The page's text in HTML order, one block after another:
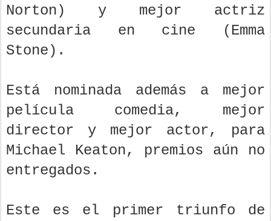
Norton) y mejor actriz
secundaria en cine (Emma
Stone).
Está nominada además a mejor
película comedia, mejor
director y mejor actor, para
Michael Keaton, premios aún no
entregados.
Este es el primer triunfo de